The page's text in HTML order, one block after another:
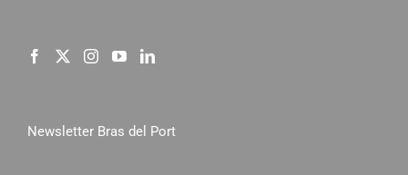
Newsletter Bras del Port